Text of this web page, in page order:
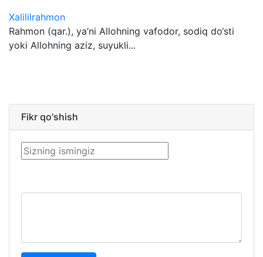
Xalililrahmon
Rahmon (qar.), ya’ni Allohning vafodor, sodiq do‘sti
yoki Allohning aziz, suyukli...
Fikr qo'shish